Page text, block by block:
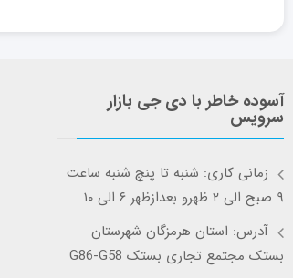
آسوده خاطر با دی جی بازار
سرویس
زمانی کاری: شنبه تا پنچ شنبه ساعت
۹ صبح الی ۲ ظهرو بعدازظهر ۶ الی ۱۰
آدرس: استان هرمزگان شهرستان
بستک مجتمع تجاری بستک G86-G58